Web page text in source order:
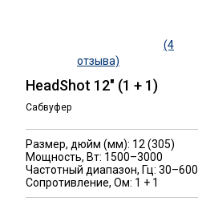
(4
отзыва)
HeadShot 12" (1 + 1)
Сабвуфер
Размер, дюйм (мм): 12 (305)
Мощность, Вт: 1500–3000
Частотный диапазон, Гц: 30–600
Сопротивление, Ом: 1 + 1